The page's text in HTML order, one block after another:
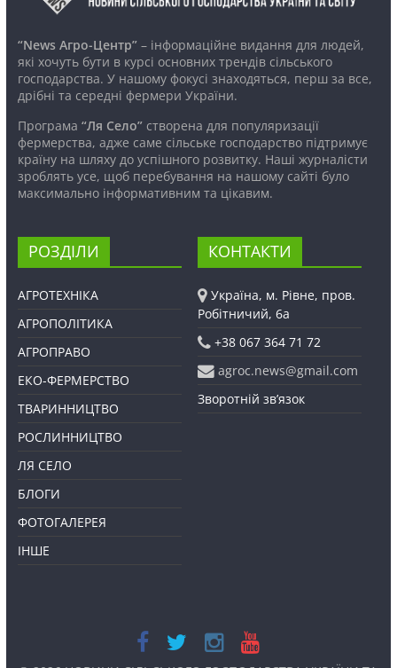
“News Агро-Центр”– інформаційне видання для людей,
які хочуть бути в курсі основних трендів сільського
господарства. У нашому фокусі знаходяться, перш за все,
дрібні та середні фермери України.
Програма “Ля Село”створена для популяризації
фермерства, адже саме сільське господарство підтримує
країну на шляху до успішного розвитку. Наші журналісти
зроблять усе, щоб перебування на нашому сайті було
максимально інформативним та цікавим.
РОЗДІЛИ
АГРОТЕХНІКА
АГРОПОЛІТИКА
АГРОПРАВО
ЕКО-ФЕРМЕРСТВО
ТВАРИННИЦТВО
РОСЛИННИЦТВО
ЛЯ СЕЛО
БЛОГИ
ФОТОГАЛЕРЕЯ
ІНШЕ
КОНТАКТИ
Україна, м. Рівне, пров.
Робітничий, 6а
+38 067 364 71 72
agroc.news@gmail.com
Зворотній зв’язок